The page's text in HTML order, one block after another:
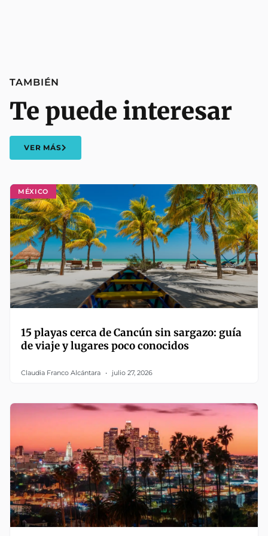
MÉXICO
15 playas cerca de Cancún sin sargazo: guía
de viaje y lugares poco conocidos
Claudia Franco Alcántara julio 27, 2026
TAMBIÉN
Te puede interesar
VER MÁS